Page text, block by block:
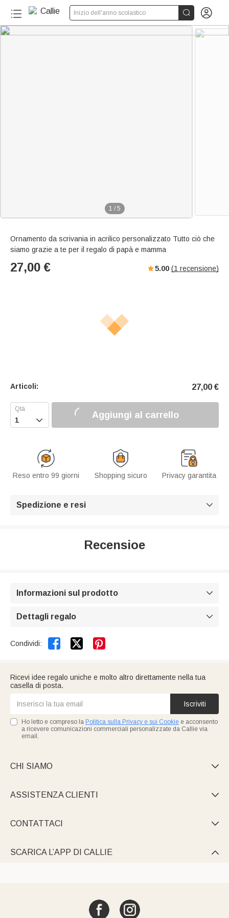
Inizio dell'anno scolastico  
1 / 5
Ornamento da scrivania in acrilico personalizzato Tutto ciò che
siamo grazie a te per il regalo di papà e mamma
27,00 € 5.00 (1 recensione)
Articoli: 27,00 €
 Aggiungi al carrello
Reso entro 99 giorni Shopping sicuro Privacy garantita
Spedizione e resi 
Recensioe
Informazioni sul prodotto 
Dettagli regalo 
Condividi:  
Ricevi idee regalo uniche e molto altro direttamente nella tua
casella di posta.
Iscriviti
Ho letto e compreso la Politica sulla Privacy e sui Cookie e acconsento
a ricevere comunicazioni commerciali personalizzate da Callie via
email.
CHI SIAMO 
ASSISTENZA CLIENTI 
CONTATTACI 
SCARICA L’APP DI CALLIE 